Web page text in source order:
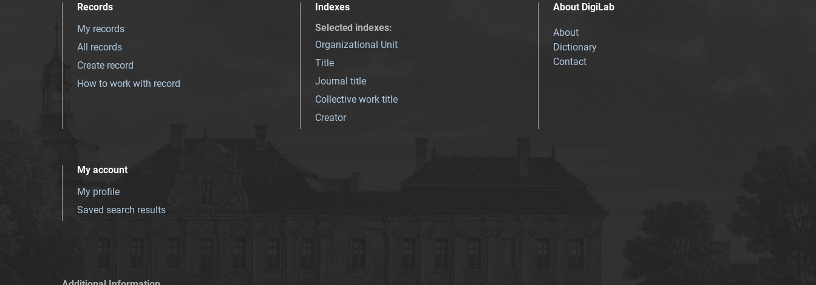
Records
My records
All records
Create record
How to work with record
Indexes
Selected indexes:
Organizational Unit
Title
Journal title
Collective work title
Creator
About DigiLab
About
Dictionary
Contact
My account
My profile
Saved search results